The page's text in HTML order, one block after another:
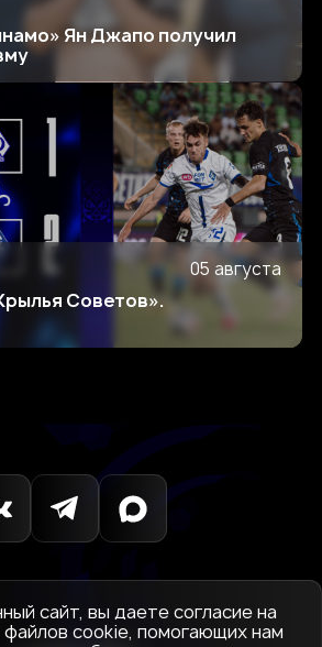
Ян Джапо получил
05 августа
Советов».
сайт, вы даете согласие на
файлов cookie, помогающих нам